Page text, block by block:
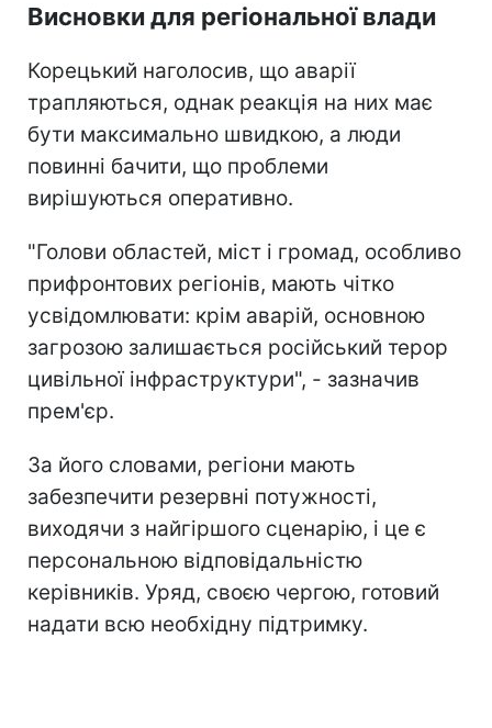
Висновки для регіональної влади
Корецький наголосив, що аварії
трапляються, однак реакція на них має
бути максимально швидкою, а люди
повинні бачити, що проблеми
вирішуються оперативно.
"Голови областей, міст і громад, особливо
прифронтових регіонів, мають чітко
усвідомлювати: крім аварій, основною
загрозою залишається російський терор
цивільної інфраструктури", - зазначив
прем'єр.
За його словами, регіони мають
забезпечити резервні потужності,
виходячи з найгіршого сценарію, і це є
персональною відповідальністю
керівників. Уряд, своєю чергою, готовий
надати всю необхідну підтримку.